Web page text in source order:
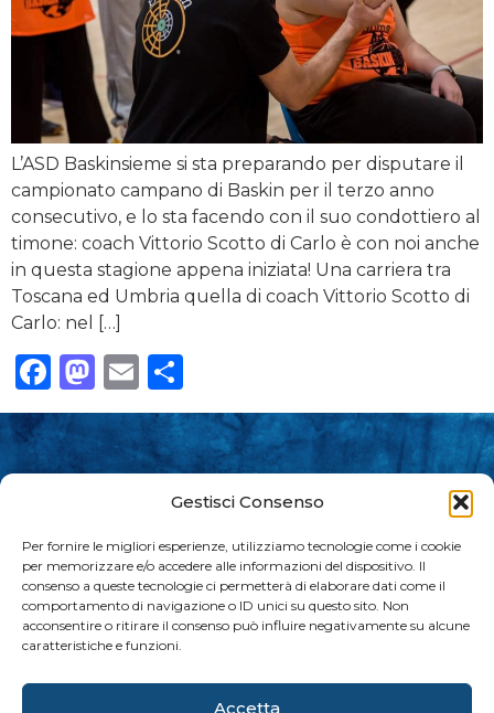
Gestisci Consenso
Per fornire le migliori esperienze, utilizziamo tecnologie come i cookie
per memorizzare e/o accedere alle informazioni del dispositivo. Il
consenso a queste tecnologie ci permetterà di elaborare dati come il
comportamento di navigazione o ID unici su questo sito. Non
acconsentire o ritirare il consenso può influire negativamente su alcune
caratteristiche e funzioni.
Accetta
L’ASD Baskinsieme si sta preparando per disputare il
campionato campano di Baskin per il terzo anno
consecutivo, e lo sta facendo con il suo condottiero al
timone: coach Vittorio Scotto di Carlo è con noi anche
in questa stagione appena iniziata! Una carriera tra
Toscana ed Umbria quella di coach Vittorio Scotto di
Carlo: nel […]
Facebook
Mastodon
Email
Lo sport disegnato per tutti.